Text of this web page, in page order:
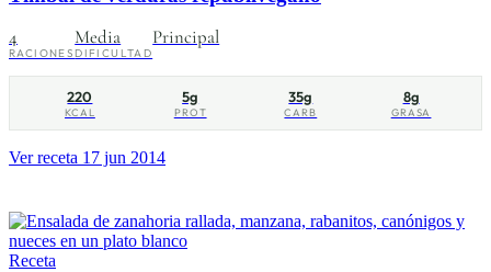
4
RACIONES
Media
DIFICULTAD
Principal
220
KCAL
5g
PROT
35g
CARB
8g
GRASA
Ver receta 17 jun 2014
Receta